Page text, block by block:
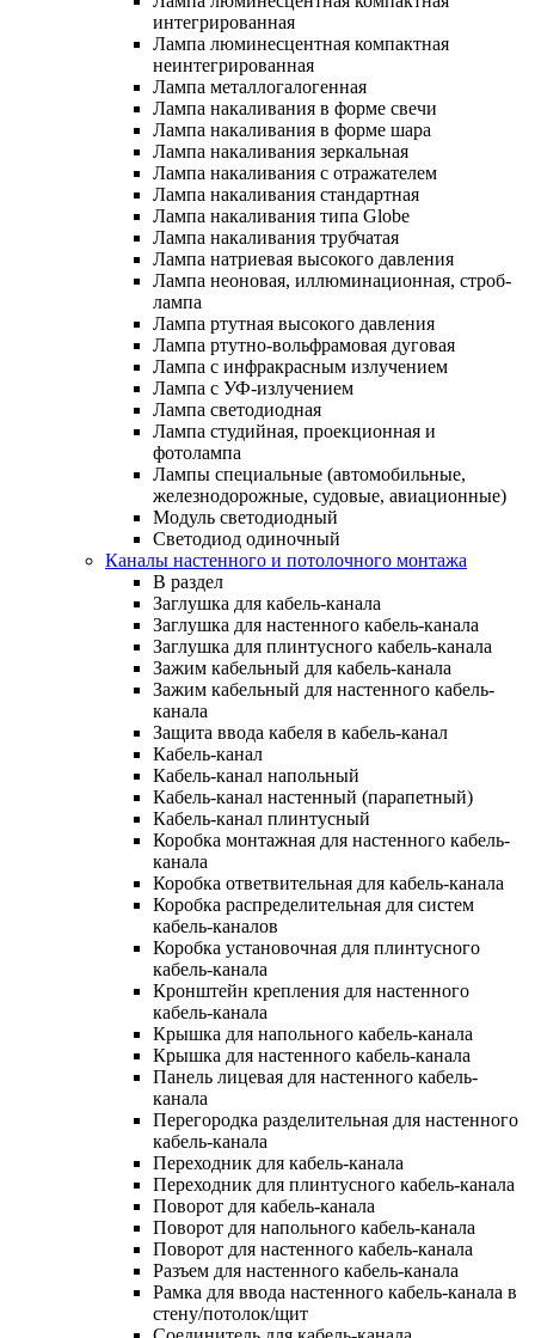
интегрированная
Лампа люминесцентная компактная
неинтегрированная
Лампа металлогалогенная
Лампа накаливания в форме свечи
Лампа накаливания в форме шара
Лампа накаливания зеркальная
Лампа накаливания с отражателем
Лампа накаливания стандартная
Лампа накаливания типа Globe
Лампа накаливания трубчатая
Лампа натриевая высокого давления
Лампа неоновая, иллюминационная, строб-
лампа
Лампа ртутная высокого давления
Лампа ртутно-вольфрамовая дуговая
Лампа с инфракрасным излучением
Лампа с УФ-излучением
Лампа светодиодная
Лампа студийная, проекционная и
фотолампа
Лампы специальные (автомобильные,
железнодорожные, судовые, авиационные)
Модуль светодиодный
Светодиод одиночный
Каналы настенного и потолочного монтажа
В раздел
Заглушка для кабель-канала
Заглушка для настенного кабель-канала
Заглушка для плинтусного кабель-канала
Зажим кабельный для кабель-канала
Зажим кабельный для настенного кабель-
канала
Защита ввода кабеля в кабель-канал
Кабель-канал
Кабель-канал напольный
Кабель-канал настенный (парапетный)
Кабель-канал плинтусный
Коробка монтажная для настенного кабель-
канала
Коробка ответвительная для кабель-канала
Коробка распределительная для систем
кабель-каналов
Коробка установочная для плинтусного
кабель-канала
Кронштейн крепления для настенного
кабель-канала
Крышка для напольного кабель-канала
Крышка для настенного кабель-канала
Панель лицевая для настенного кабель-
канала
Перегородка разделительная для настенного
кабель-канала
Переходник для кабель-канала
Переходник для плинтусного кабель-канала
Поворот для кабель-канала
Поворот для напольного кабель-канала
Поворот для настенного кабель-канала
Разъем для настенного кабель-канала
Рамка для ввода настенного кабель-канала в
стену/потолок/щит